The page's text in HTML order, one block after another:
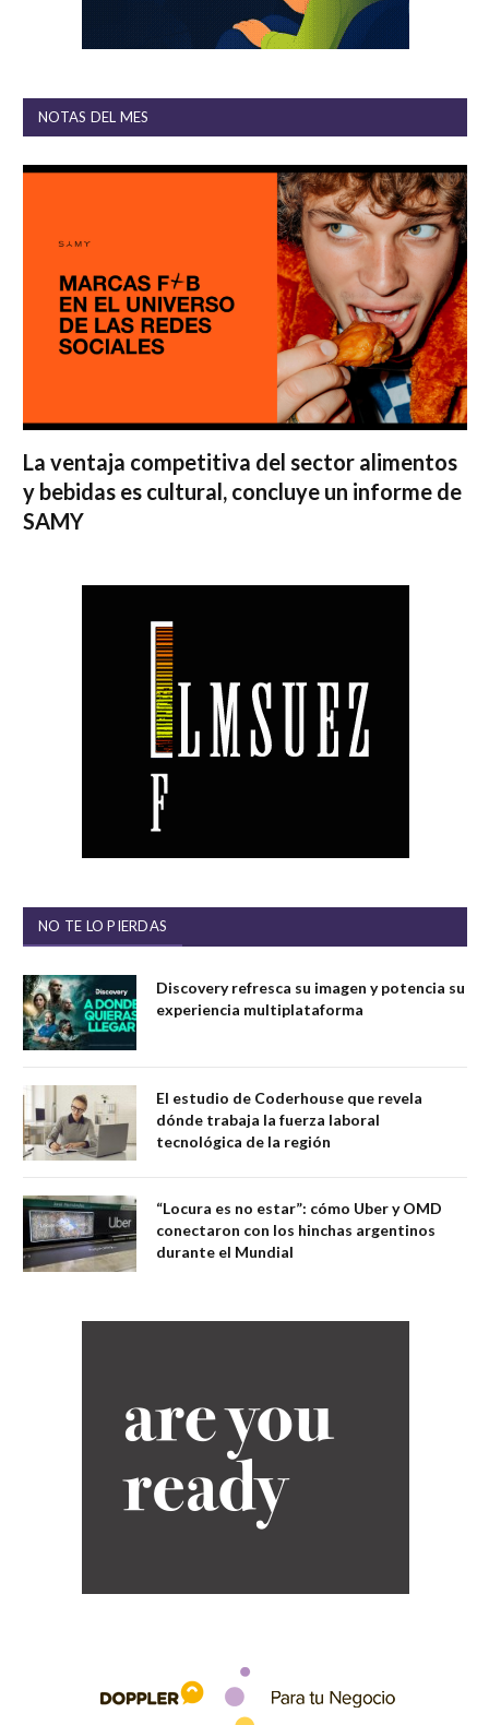
NOTAS DEL MES
La ventaja competitiva del sector alimentos
y bebidas es cultural, concluye un informe de
SAMY
NO TE LO PIERDAS
Discovery refresca su imagen y potencia su
experiencia multiplataforma
El estudio de Coderhouse que revela
dónde trabaja la fuerza laboral
tecnológica de la región
“Locura es no estar”: cómo Uber y OMD
conectaron con los hinchas argentinos
durante el Mundial